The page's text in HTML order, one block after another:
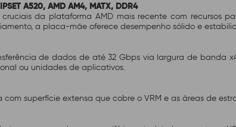
A520, AMD AM4, MATX, DDR4
da plataforma AMD mais recente com recursos
a placa-mãe oferece desempenho sólido e
de dados de até 32 Gbps via largura de banda
ou unidades de aplicativos.
superfície extensa que cobre o VRM e as áreas de